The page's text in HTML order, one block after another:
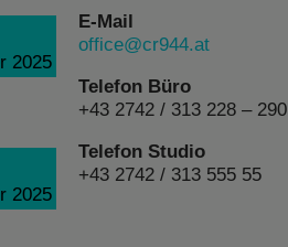
2025
2025
E-Mail
office@cr944.at
Telefon Büro
+43 2742 / 313 228 – 290
Telefon Studio
+43 2742 / 313 555 55